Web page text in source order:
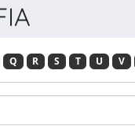
Q R S T U V